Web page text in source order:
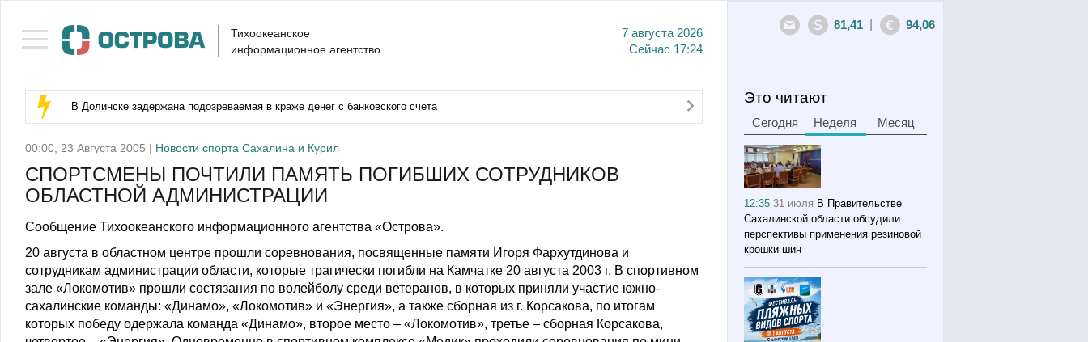
Тихоокеанское
информационное агентство
7 августа 2026
Сейчас 17:24
81,41 94,06
В Долинске задержана подозреваемая в краже денег с банковского счета
00:00, 23 Августа 2005 | Новости спорта Сахалина и Курил
СПОРТСМЕНЫ ПОЧТИЛИ ПАМЯТЬ ПОГИБШИХ СОТРУДНИКОВ
ОБЛАСТНОЙ АДМИНИСТРАЦИИ
Сообщение Тихоокеанского информационного агентства «Острова».
20 августа в областном центре прошли соревнования, посвященные памяти Игоря Фархутдинова и
сотрудникам администрации области, которые трагически погибли на Камчатке 20 августа 2003 г. В спортивном
зале «Локомотив» прошли состязания по волейболу среди ветеранов, в которых приняли участие южно-
сахалинские команды: «Динамо», «Локомотив» и «Энергия», а также сборная из г. Корсакова, по итогам
которых победу одержала команда «Динамо», второе место – «Локомотив», третье – сборная Корсакова,
Это читают
Сегодня Неделя Месяц
12:3531 июля В Правительстве
Сахалинской области обсудили
перспективы применения резиновой
крошки шин